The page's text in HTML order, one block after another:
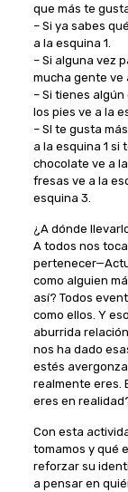
que más te
– Si ya sabes
a la esquina 1.
– Si alguna vez
mucha gente ve
– Si tienes
los pies ve a la
– SI te gusta
a la esquina 1 si
chocolate ve a
fresas ve a la
esquina 3.
¿A dónde
A todos nos
como alguien
así? Todos
como ellos. Y
aburrida
nos ha dado
estés
realmente eres.
eres en
Con esta
tomamos y qué
reforzar su
a pensar en